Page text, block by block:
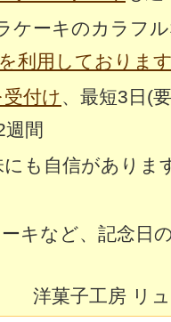
ケーキのカラフ
利用しておりま
付け、最短3日(
間
も自信がありま
キなど、記念日
洋菓子工房 リ